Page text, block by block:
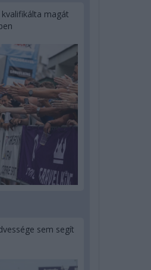
kvalifikálta magát
sem segít